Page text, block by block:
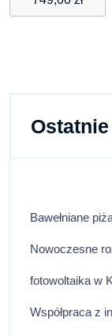
1A2
Bawełniane
Nowoczesne
fotowoltaika w
Współpraca z